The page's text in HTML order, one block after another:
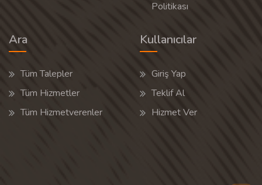
Politikası
Ara
Tüm Talepler
Tüm Hizmetler
Tüm Hizmetverenler
Kullanıcılar
Giriş Yap
Teklif Al
Hizmet Ver